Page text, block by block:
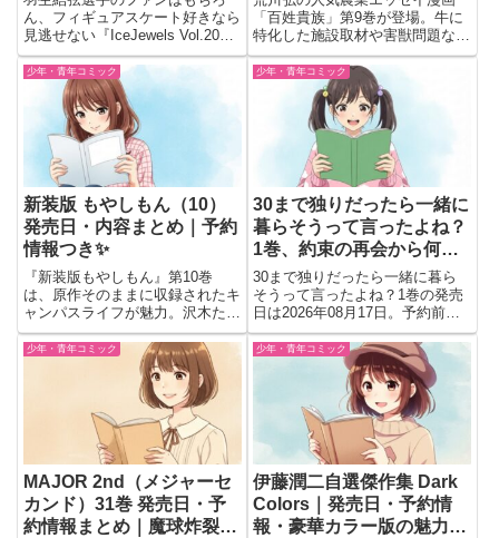
よ！
ん、フィギュアスケート好きなら
見逃せない『IceJewels Vol.20』
が2025年6月17日に発売予定！今
回の特集は、羽生選手のプロスケ
ーターとしての活躍や独占インタ
ビュー、さらに田中宣明カメラマ
ンによる撮...
「百姓貴族」第9巻が登場。牛に
特化した施設取材や害獣問題な
ど、ユーモア満載の内容と見どこ
ろを紹介。
少年・青年コミック
新装版 もやしもん（10）
発売日・内容まとめ｜予約
情報つき✨
『新装版もやしもん』第10巻
は、原作そのままに収録されたキ
ャンパスライフが魅力。沢木たち
と菌の世界を楽しめる一冊です。
少年・青年コミック
30まで独りだったら一緒に
暮らそうって言ったよね？
1巻、約束の再会から何が
始まる？
30まで独りだったら一緒に暮ら
そうって言ったよね？1巻の発売
日は2026年08月17日。予約前の
判断材料として見どころを紹介。
約束から始まる同居生活と再会の
展開が気になる新シリーズをチェ
少年・青年コミック
MAJOR 2nd（メジャーセ
カンド）31巻 発売日・予
約情報まとめ｜魔球炸裂の
少年・青年コミック
伊藤潤二自選傑作集 Dark
Colors｜発売日・予約情
報・豪華カラー版の魅力ま